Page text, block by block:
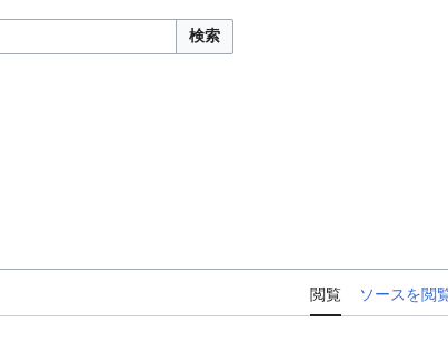
検索
閲覧 ソースを閲